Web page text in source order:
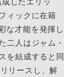
ィックに在籍
な才能を発揮し
⼆⼈はジャム・
を結成すると同
リースし、解